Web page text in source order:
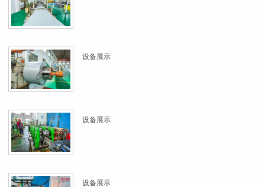
设备展示
设备展示
设备展示